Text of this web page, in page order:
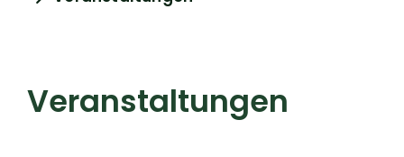
Veranstaltungen